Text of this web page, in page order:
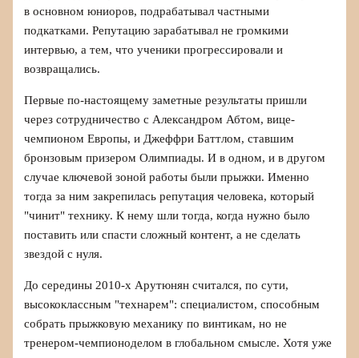
в основном юниоров, подрабатывал частными
подкатками. Репутацию зарабатывал не громкими
интервью, а тем, что ученики прогрессировали и
возвращались.
Первые по-настоящему заметные результаты пришли
через сотрудничество с Александром Абтом, вице-
чемпионом Европы, и Джеффри Баттлом, ставшим
бронзовым призером Олимпиады. И в одном, и в другом
случае ключевой зоной работы были прыжки. Именно
тогда за ним закрепилась репутация человека, который
"чинит" технику. К нему шли тогда, когда нужно было
поставить или спасти сложный контент, а не сделать
звездой с нуля.
До середины 2010-х Арутюнян считался, по сути,
высококлассным "технарем": специалистом, способным
собрать прыжковую механику по винтикам, но не
тренером-чемпионоделом в глобальном смысле. Хотя уже